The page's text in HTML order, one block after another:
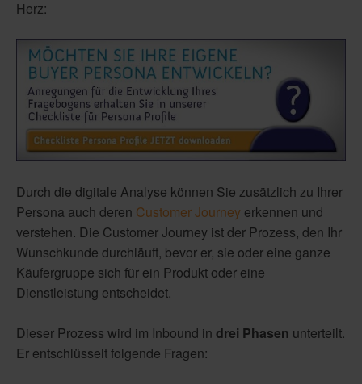
Herz:
Durch die digitale Analyse können Sie zusätzlich zu Ihrer
Persona auch deren Customer Journey erkennen und
verstehen. Die Customer Journey ist der Prozess, den Ihr
Wunschkunde durchläuft, bevor er, sie oder eine ganze
Käufergruppe sich für ein Produkt oder eine
Dienstleistung entscheidet.
Dieser Prozess wird im Inbound in drei Phasen unterteilt.
Er entschlüsselt folgende Fragen: